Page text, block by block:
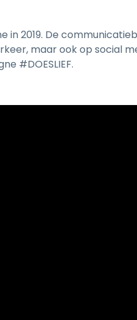
in 2019. De
maar ook op social
#DOESLIEF.